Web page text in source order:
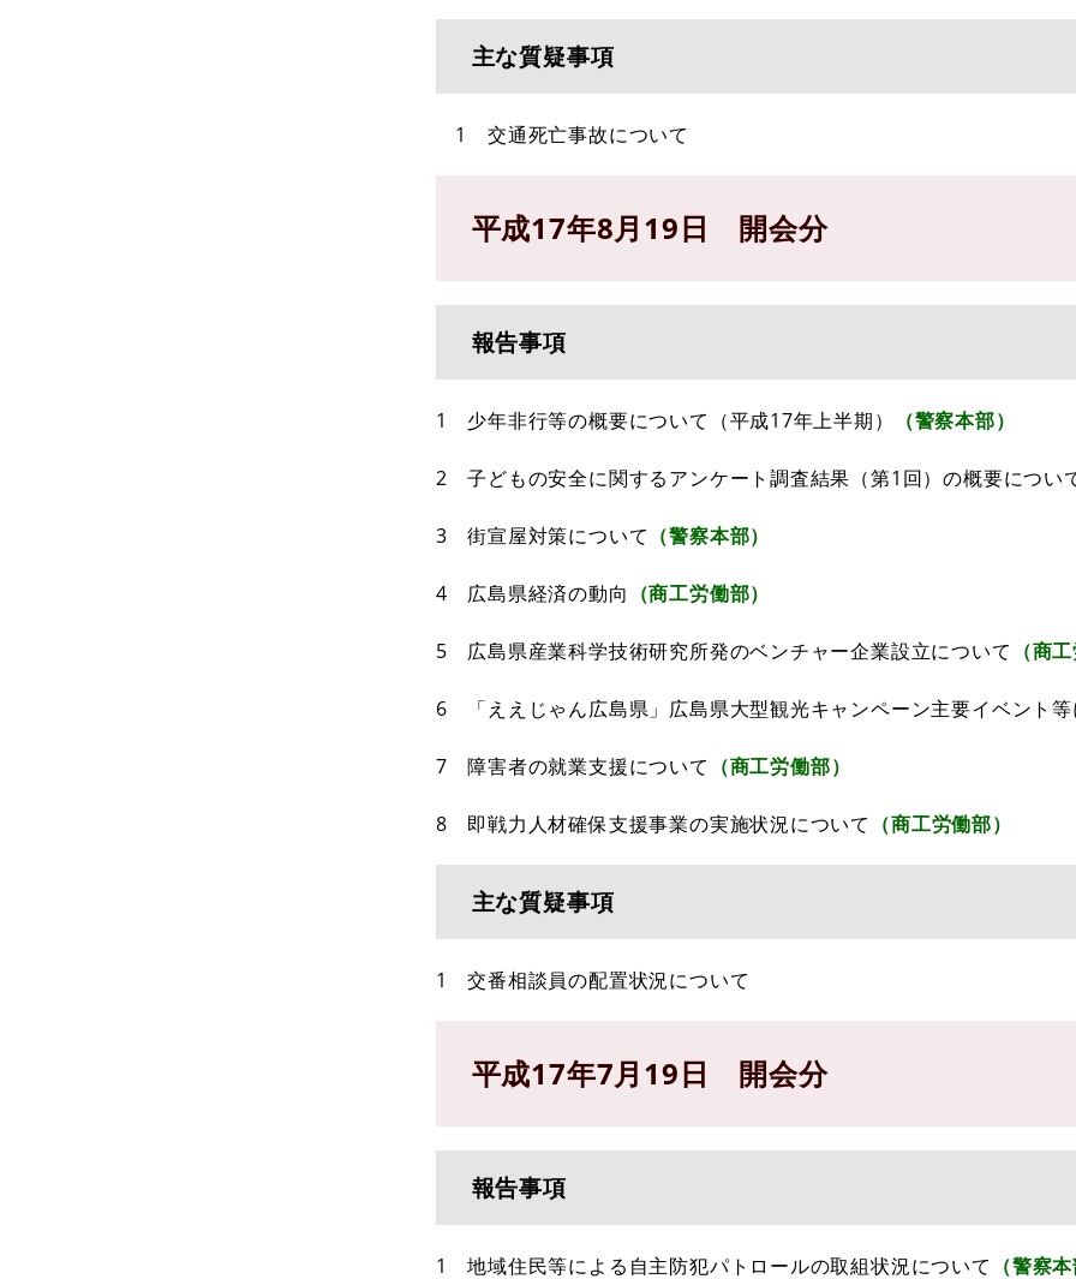
主な質疑事項
1 交通死亡事故について
平成17年8月19日 開会分
報告事項
1 少年非行等の概要について（平成17年上半期） （警察本部）
2 子どもの安全に関するアンケート調査結果（第1回）の概要につい
3 街宣屋対策について （警察本部）
4 広島県経済の動向 （商工労働部）
5 広島県産業科学技術研究所発のベンチャー企業設立について （商
6 「ええじゃん広島県」広島県大型観光キャンペーン主要イベント
7 障害者の就業支援について （商工労働部）
8 即戦力人材確保支援事業の実施状況について （商工労働部）
主な質疑事項
1 交番相談員の配置状況について
平成17年7月19日 開会分
報告事項
1 地域住民等による自主防犯パトロールの取組状況について （警察